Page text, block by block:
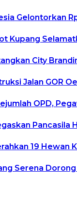
Gelontorkan
Kupang
City
Jalan GOR
OPD,
Pancasila
19 Hewan
Serena